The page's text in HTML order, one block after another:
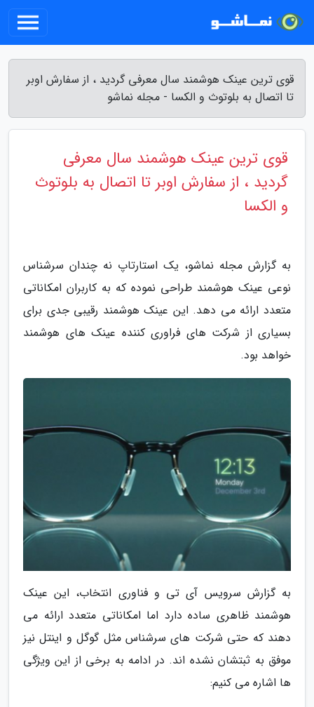
قوی ترین عینک هوشمند سال معرفی گردید ، از سفارش اوبر
تا اتصال به بلوتوث و الکسا - مجله نماشو
قوی ترین عینک هوشمند سال معرفی
گردید ، از سفارش اوبر تا اتصال به بلوتوث
و الکسا
به گزارش مجله نماشو، یک استارتاپ نه چندان سرشناس
نوعی عینک هوشمند طراحی نموده که به کاربران امکاناتی
متعدد ارائه می دهد. این عینک هوشمند رقیبی جدی برای
بسیاری از شرکت های فراوری کننده عینک های هوشمند
خواهد بود.
به گزارش سرویس آی تی و فناوری انتخاب، این عینک
هوشمند ظاهری ساده دارد اما امکاناتی متعدد ارائه می
دهند که حتی شرکت های سرشناس مثل گوگل و اینتل نیز
موفق به ثبتشان نشده اند. در ادامه به برخی از این ویژگی
ها اشاره می کنیم: